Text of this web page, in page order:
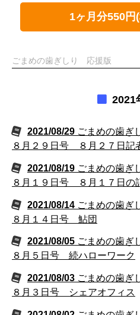
1ヶ月分550円
ごまめの歯ぎしり 応援版
2021
2021/08/29 ごまめの歯
８月２９日号 ８月２７日記
2021/08/19 ごまめの歯
８月１９日号 ８月１７日の
2021/08/14 ごまめの歯
８月１４日号 鮎団
2021/08/05 ごまめの歯
８月５日号 続ハローワーク
2021/08/03 ごまめの歯
８月３日号 シェアオフィス